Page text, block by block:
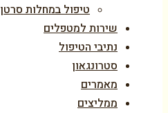
טיפול במחלות סרטן
שירות למטפלים
נתיבי הטיפול
סטרונגאון
מאמרים
ממליצים